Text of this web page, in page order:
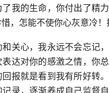
我的生命，你付出了精
，怎能不使你心灰意冷！
关心，我永远不会忘记
达对你的感激之情，你
报就是看到我有所好转
录，逐渐养成自己监督